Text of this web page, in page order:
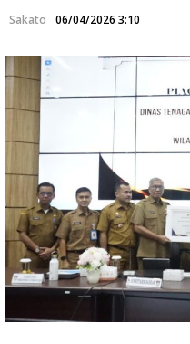
a
a
u
s
i
T
r
i
w
u
a
Sakato 06/04/2026 3:10